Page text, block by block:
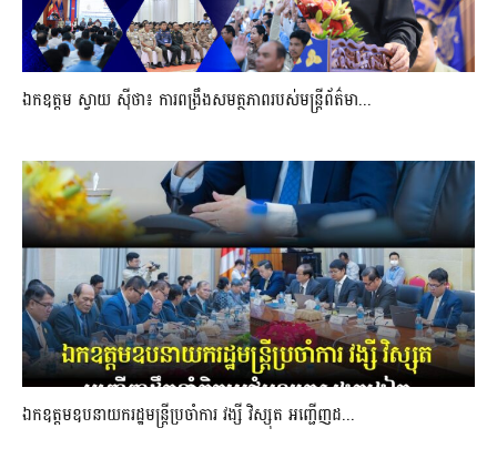
ឯកឧត្តម ស្វាយ ស៊ីថា៖ ការពង្រឹងសមត្ថភាពរបស់មន្ត្រីព័ត៌មា...
ឯកឧត្តមឧបនាយករដ្ឋមន្រ្តីប្រចាំការ វង្សី វិស្សុត អញ្ជើញដ...